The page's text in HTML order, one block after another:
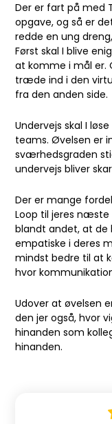
Der er fart på med
opgave, og så er
redde en ung
Først skal I blive
at komme i mål er.
træde ind i den
fra den anden side.
Undervejs skal I
teams. Øvelsen er
sværhedsgraden
undervejs bliver
Der er mange
Loop til jeres
blandt andet, at
empatiske i deres
mindst bedre til at
hvor
Udover at øvelsen
den jer også, hvor
hinanden som
hinanden.